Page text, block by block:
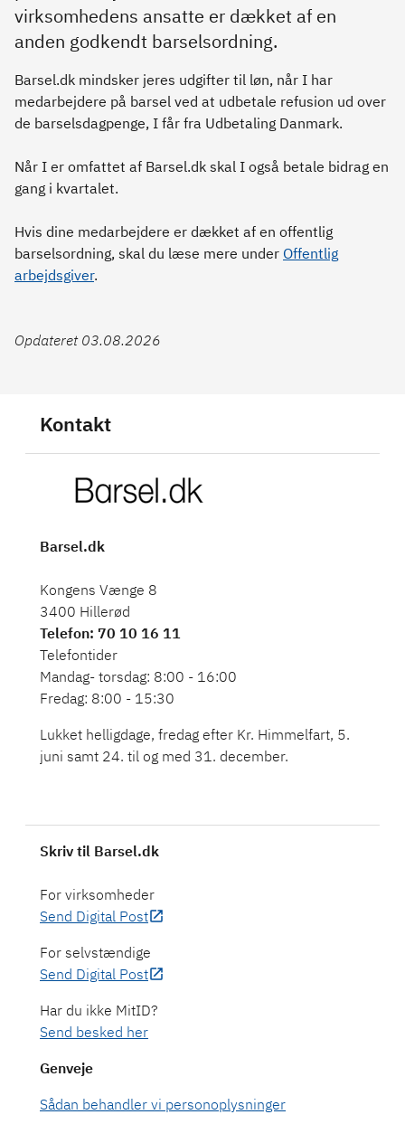
virksomhedens ansatte er dækket af en
anden godkendt barselsordning.
Barsel.dk mindsker jeres udgifter til løn, når I har
medarbejdere på barsel ved at udbetale refusion ud over
de barselsdagpenge, I får fra Udbetaling Danmark.
Når I er omfattet af Barsel.dk skal I også betale bidrag en
gang i kvartalet.
Hvis dine medarbejdere er dækket af en offentlig
barselsordning, skal du læse mere under Offentlig
arbejdsgiver.
Opdateret 03.08.2026
Kontakt
Barsel.dk
Kongens Vænge 8
3400 Hillerød
Telefon: 70 10 16 11
Telefontider
Mandag- torsdag: 8:00 - 16:00
Fredag: 8:00 - 15:30
Lukket helligdage, fredag efter Kr. Himmelfart, 5.
juni samt 24. til og med 31. december.
Send Digital Post
Send Digital Post
Send besked her
Genveje
Sådan behandler vi personoplysninger